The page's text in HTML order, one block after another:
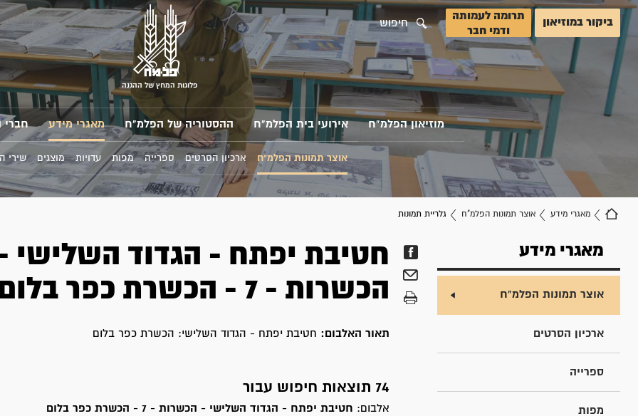
ביקור במוזיאון
תרומה לעמותה
ודמי חבר
חיפוש
פלוגות המחץ של ההגנה
מוזיאון הפלמ"ח אירועי בית הפלמ"ח ההסטוריה של הפלמ"ח מאגרי מידע חברי
אוצר תמונות הפלמ"ח ארכיון הסרטים ספרייה מפות עדויות מוצגים שירי
מאגרי מידע אוצר תמונות הפלמ"ח גלריית תמונות
מאגרי מידע
אוצר תמונות הפלמ"ח
ארכיון הסרטים
ספרייה
מפות
חטיבת יפתח - הגדוד השלישי
הכשרות - 7 - הכשרת כפר בלום
תאור האלבום: חטיבת יפתח - הגדוד השלישי: הכשרת כפר בלום
74 תוצאות חיפוש עבור
אלבום: חטיבת יפתח - הגדוד השלישי - הכשרות - 7 - הכשרת כפר בלום